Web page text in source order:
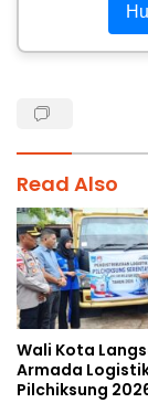
Read Also
Wali Kota
Armada
Pilchiksung